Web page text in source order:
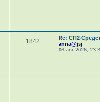
1842
Re: СП2-
anna@jsj
06 авг 2026,